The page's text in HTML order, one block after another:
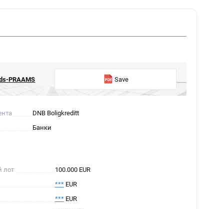
PRAAMS Save
DNB Boligkreditt
Банки
лот
100.000 EUR
***EUR
***EUR